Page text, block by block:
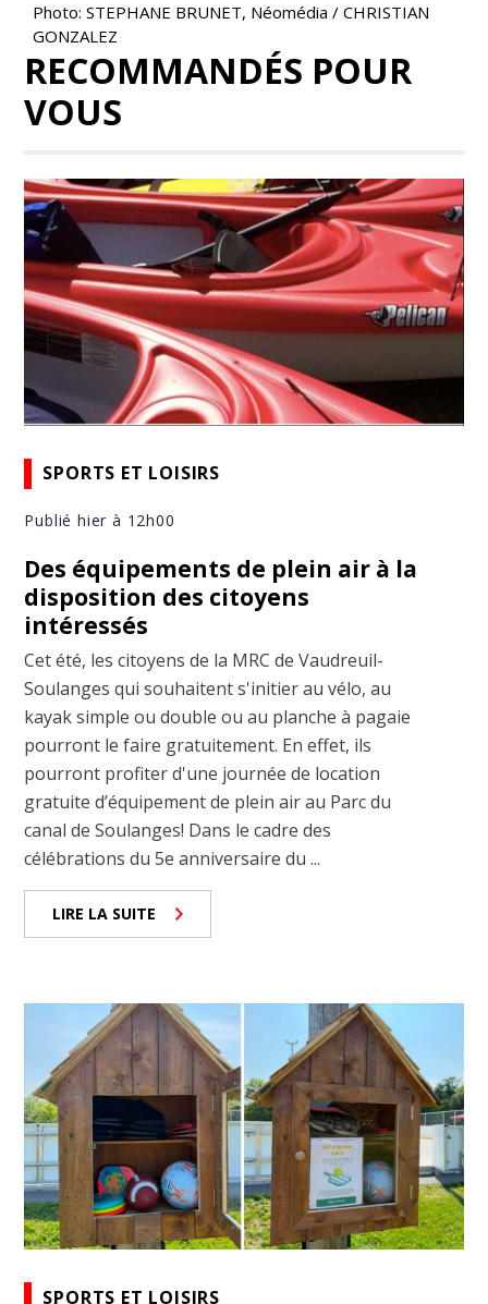
Photo: STEPHANE BRUNET, Néomédia / CHRISTIAN
GONZALEZ
RECOMMANDÉS POUR
VOUS
SPORTS ET LOISIRS
Publié hier à 12h00
Des équipements de plein air à la
disposition des citoyens
intéressés
Cet été, les citoyens de la MRC de Vaudreuil-
Soulanges qui souhaitent s'initier au vélo, au
kayak simple ou double ou au planche à pagaie
pourront le faire gratuitement. En effet, ils
pourront profiter d'une journée de location
gratuite d’équipement de plein air au Parc du
canal de Soulanges! Dans le cadre des
célébrations du 5e anniversaire du ...
LIRE LA SUITE
SPORTS ET LOISIRS